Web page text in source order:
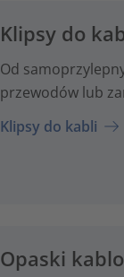
Klipsy do
Od
przewodów lub
Klipsy do kabli
Opaski